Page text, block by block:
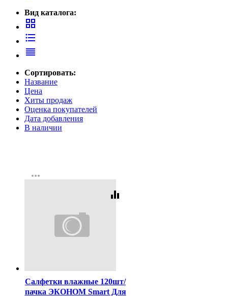
Вид каталога:
grid_view
format_list_bulleted
reorder
Сортировать:
Название
Цена
Хиты продаж
Оценка покупателей
Дата добавления
В наличии
more_horiz
equalizer
Салфетки влажные 120шт/
пачка ЭКОНОМ Smart Для